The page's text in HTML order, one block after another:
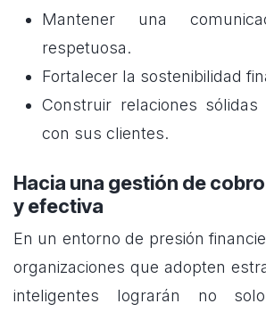
Mantener una
respetuosa.
Fortalecer la sostenibilidad
Construir relaciones
con sus clientes.
Hacia una gestión de
y efectiva
En un entorno de presión
organizaciones que adopten
inteligentes lograrán no